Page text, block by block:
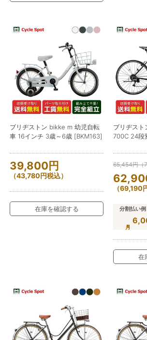
ブリヂストン bikke m 幼児自転
車 16インチ 3歳～6歳 [BKM163]
39,800円
（43,780円税込）
在庫を確認する
ブリヂスト
700C 24段
65,454円（
（69,190
分割払い例
在